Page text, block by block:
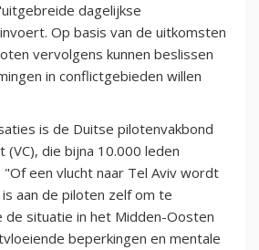
dagelijkse
Op basis van de uitkomsten
vervolgens kunnen beslissen
in conflictgebieden willen
is de Duitse pilotenvakbond
(VC), die bijna 10.000 leden
een vlucht naar Tel Aviv wordt
aan de piloten zelf om te
de situatie in het Midden-Oosten
beperkingen en mentale